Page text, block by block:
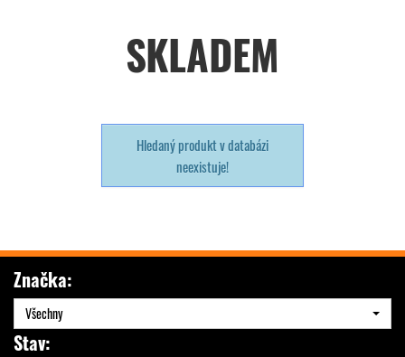
SKLADEM
Hledaný produkt v databázi
neexistuje!
Značka:
Všechny
Stav: